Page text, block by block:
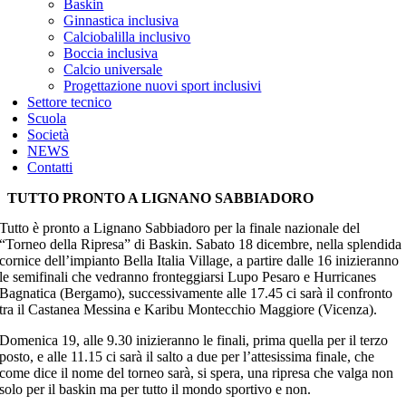
Baskin
Ginnastica inclusiva
Calciobalilla inclusivo
Boccia inclusiva
Calcio universale
Progettazione nuovi sport inclusivi
Settore tecnico
Scuola
Società
NEWS
Contatti
TUTTO PRONTO A LIGNANO SABBIADORO
Tutto è pronto a Lignano Sabbiadoro per la finale nazionale del
“Torneo della Ripresa” di Baskin. Sabato 18 dicembre, nella splendida
cornice dell’impianto Bella Italia Village, a partire dalle 16 inizieranno
le semifinali che vedranno fronteggiarsi Lupo Pesaro e Hurricanes
Bagnatica (Bergamo), successivamente alle 17.45 ci sarà il confronto
tra il Castanea Messina e Karibu Montecchio Maggiore (Vicenza).
Domenica 19, alle 9.30 inizieranno le finali, prima quella per il terzo
posto, e alle 11.15 ci sarà il salto a due per l’attesissima finale, che
come dice il nome del torneo sarà, si spera, una ripresa che valga non
solo per il baskin ma per tutto il mondo sportivo e non.